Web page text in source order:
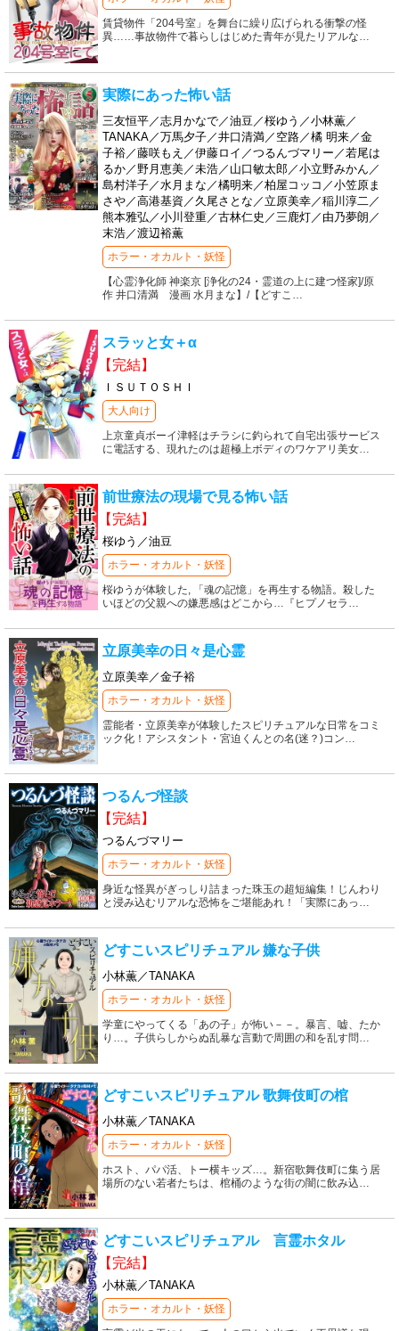
賃貸物件「204号室」を舞台に繰り広げられる衝撃の怪
異……事故物件で暮らしはじめた青年が見たリアルな…
実際にあった怖い話
三友恒平／志月かなで／油豆／桜ゆう／小林薫／
TANAKA／万馬夕子／井口清満／空路／橘 明来／金
子裕／藤咲もえ／伊藤ロイ／つるんづマリー／若尾は
るか／野月恵美／未浩／山口敏太郎／小立野みかん／
島村洋子／水月まな／橘明来／柏屋コッコ／小笠原ま
さや／高港基資／久尾さとな／立原美幸／稲川淳二／
熊本雅弘／小川登重／古林仁史／三鹿灯／由乃夢朗／
末浩／渡辺裕薫
ホラー・オカルト・妖怪
【心霊浄化師 神楽京 [浄化の24・霊道の上に建つ怪家]/原
作 井口清満 漫画 水月まな】/【どすこ …
スラッと女＋α
【完結】
ＩＳＵＴＯＳＨＩ
大人向け
上京童貞ボーイ津軽はチラシに釣られて自宅出張サービス
に電話する、現れたのは超極上ボディのワケアリ美女…
前世療法の現場で見る怖い話
【完結】
桜ゆう／油豆
ホラー・オカルト・妖怪
桜ゆうが体験した, 「魂の記憶」を再生する物語。殺した
いほどの父親への嫌悪感はどこから…『ヒプノセラ …
立原美幸の日々是心霊
立原美幸／金子裕
ホラー・オカルト・妖怪
霊能者・立原美幸が体験したスピリチュアルな日常をコミ
ック化！アシスタント・宮迫くんとの名(迷？)コン…
つるんづ怪談
【完結】
つるんづマリー
ホラー・オカルト・妖怪
身近な怪異がぎっしり詰まった珠玉の超短編集！じんわり
と浸み込むリアルな恐怖をご堪能あれ！「実際にあっ…
どすこいスピリチュアル 嫌な子供
小林薫／TANAKA
ホラー・オカルト・妖怪
学童にやってくる「あの子」が怖い－－。暴言、嘘、たか
り…。子供らしからぬ乱暴な言動で周囲の和を乱す問…
どすこいスピリチュアル 歌舞伎町の棺
小林薫／TANAKA
ホラー・オカルト・妖怪
ホスト、パパ活、トー横キッズ…。新宿歌舞伎町に集う居
場所のない若者たちは、棺桶のような街の闇に飲み込…
どすこいスピリチュアル 言霊ホタル
【完結】
小林薫／TANAKA
ホラー・オカルト・妖怪